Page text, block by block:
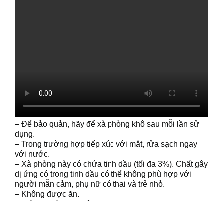
– Để bảo quản, hãy để xà phòng khô sau mỗi lần sử
dụng.
– Trong trường hợp tiếp xúc với mắt, rửa sạch ngay
với nước.
– Xà phòng này có chứa tinh dầu (tối đa 3%). Chất gây
dị ứng có trong tinh dầu có thể không phù hợp với
người mẫn cảm, phụ nữ có thai và trẻ nhỏ.
– Không được ăn.